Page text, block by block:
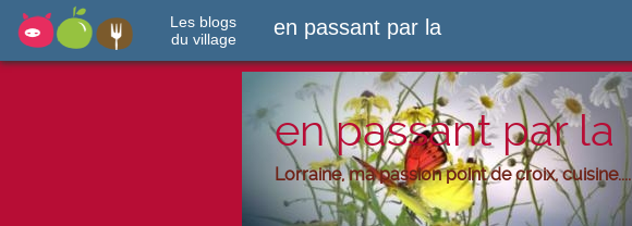
Les blogs
du village
en passant par la
en passant par la
Lorraine, ma passion point de croix, cuisine....